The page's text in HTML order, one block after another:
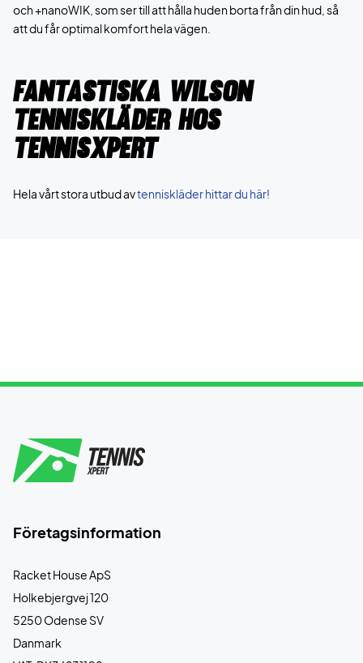
och +nanoWIK, som ser till att hålla huden borta från din hud, så
att du får optimal komfort hela vägen.
Fantastiska Wilson
tenniskläder hos
TennisXpert
Hela vårt stora utbud avtenniskläder hittar du här!
Företagsinformation
Racket House ApS
Holkebjergvej 120
5250 Odense SV
Danmark